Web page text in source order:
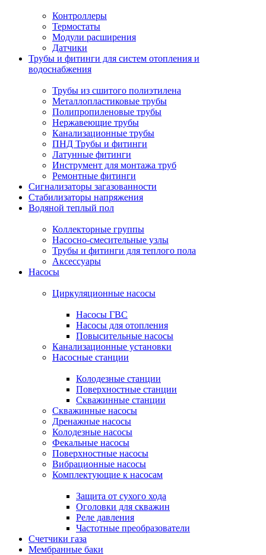
Контроллеры
Термостаты
Модули расширения
Датчики
Трубы и фитинги для систем отопления и
водоснабжения
Трубы из сшитого полиэтилена
Металлопластиковые трубы
Полипропиленовые трубы
Нержавеющие трубы
Канализационные трубы
ПНД Трубы и фитинги
Латунные фитинги
Инструмент для монтажа труб
Ремонтные фитинги
Сигнализаторы загазованности
Стабилизаторы напряжения
Водяной теплый пол
Коллекторные группы
Насосно-смесительные узлы
Трубы и фитинги для теплого пола
Аксессуары
Насосы
Циркуляционные насосы
Насосы ГВС
Насосы для отопления
Повысительные насосы
Канализационные установки
Насосные станции
Колодезные станции
Поверхностные станции
Скважинные станции
Скважинные насосы
Дренажные насосы
Колодезные насосы
Фекальные насосы
Поверхностные насосы
Вибрационные насосы
Комплектующие к насосам
Защита от сухого хода
Оголовки для скважин
Реле давления
Частотные преобразователи
Счетчики газа
Мембранные баки